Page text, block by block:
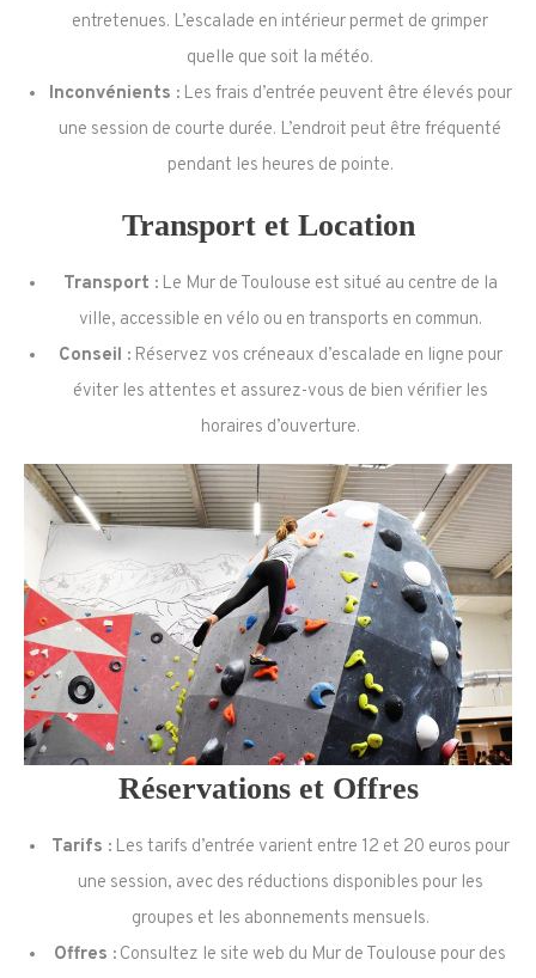
entretenues. L’escalade en intérieur permet de grimper
quelle que soit la météo.
Inconvénients :Les frais d’entrée peuvent être élevés pour
une session de courte durée. L’endroit peut être fréquenté
pendant les heures de pointe.
Transport et Location
Transport :Le Mur de Toulouse est situé au centre de la
ville, accessible en vélo ou en transports en commun.
Conseil :Réservez vos créneaux d’escalade en ligne pour
éviter les attentes et assurez-vous de bien vérifier les
horaires d’ouverture.
Réservations et Offres
Tarifs :Les tarifs d’entrée varient entre 12 et 20 euros pour
une session, avec des réductions disponibles pour les
groupes et les abonnements mensuels.
Offres : Consultez le site web du Mur de Toulouse pour des